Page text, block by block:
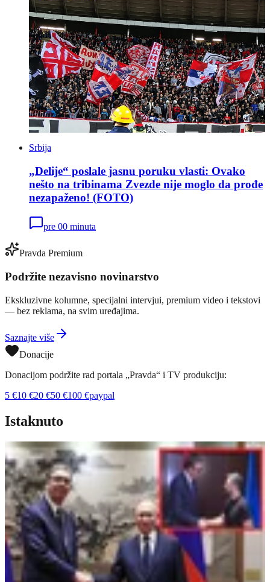
Srbija
„Delije“ poslale jasnu poruku vlasti: Ovako
nešto na tribinama Zvezde nije moglo da prođe
nezapaženo! (FOTO)
pre 00 minuta
Pravda Premium
Podržite nezavisno novinarstvo
Ekskluzivne kolumne, specijalni intervjui, premium video i tekstovi
— bez reklama, na svim uređajima.
Saznajte više
Donacije
Donacijom podržite rad portala „Pravda“ i TV produkciju:
5 €10 €20 €50 €100 €paypal
Istaknuto